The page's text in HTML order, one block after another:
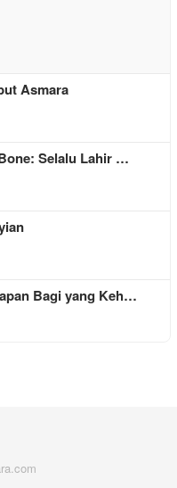
Asmara
Selalu Lahir …
Bagi yang Keh…